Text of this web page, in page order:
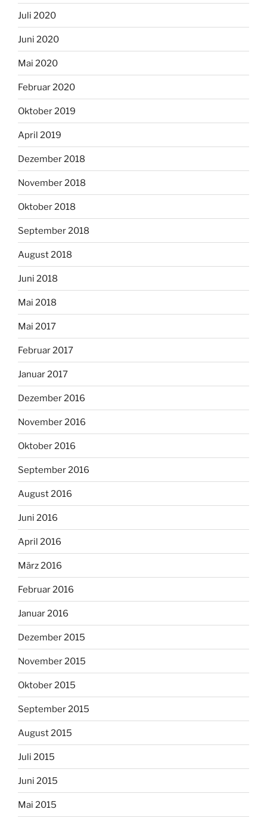
Juli 2020
Juni 2020
Mai 2020
Februar 2020
Oktober 2019
April 2019
Dezember 2018
November 2018
Oktober 2018
September 2018
August 2018
Juni 2018
Mai 2018
Mai 2017
Februar 2017
Januar 2017
Dezember 2016
November 2016
Oktober 2016
September 2016
August 2016
Juni 2016
April 2016
März 2016
Februar 2016
Januar 2016
Dezember 2015
November 2015
Oktober 2015
September 2015
August 2015
Juli 2015
Juni 2015
Mai 2015